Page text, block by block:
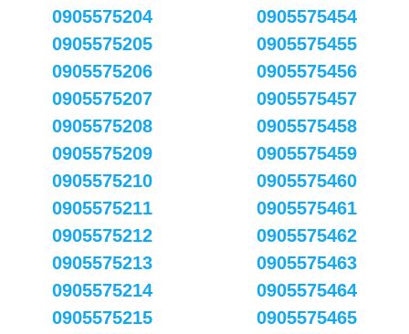
0905575204
0905575205
0905575206
0905575207
0905575208
0905575209
0905575210
0905575211
0905575212
0905575213
0905575214
0905575215
0905575454
0905575455
0905575456
0905575457
0905575458
0905575459
0905575460
0905575461
0905575462
0905575463
0905575464
0905575465